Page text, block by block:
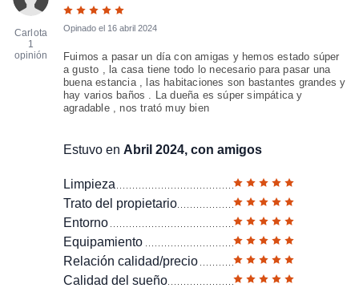
Carlota
1
opinión
Opinado el 16 abril 2024
Fuimos a pasar un día con amigas y hemos estado súper
a gusto , la casa tiene todo lo necesario para pasar una
buena estancia , las habitaciones son bastantes grandes y
hay varios baños . La dueña es súper simpática y
agradable , nos trató muy bien
Estuvo en Abril 2024, con amigos
Limpieza
Trato del propietario
Entorno
Equipamiento
Relación calidad/precio
Calidad del sueño